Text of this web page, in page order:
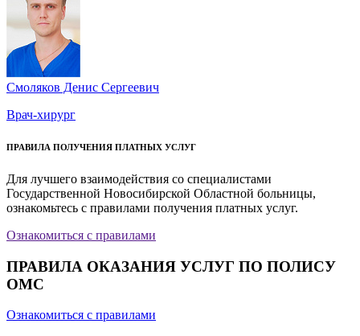
Смоляков Денис Сергеевич
Врач-хирург
ПРАВИЛА ПОЛУЧЕНИЯ ПЛАТНЫХ УСЛУГ
Для лучшего взаимодействия со специалистами
Государственной Новосибирской Областной больницы,
ознакомьтесь с правилами получения платных услуг.
Ознакомиться с правилами
ПРАВИЛА ОКАЗАНИЯ УСЛУГ ПО ПОЛИСУ
ОМС
Ознакомиться с правилами